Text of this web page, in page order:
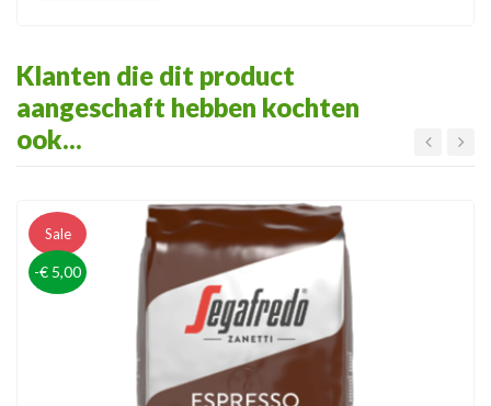
Klanten die dit product
aangeschaft hebben kochten
ook...
Sale
-€ 5,00